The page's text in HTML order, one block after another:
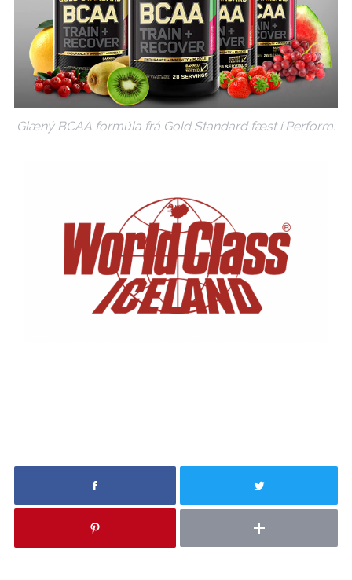
Glæný BCAA formúla frá Gold Standard fæst í Perform.